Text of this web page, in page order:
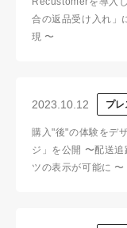
合の返品受け入れ」
現 〜
2023.10.12 プレ
購入"後"の体験をデ
ジ」を公開 〜配送
ツの表示が可能に 〜